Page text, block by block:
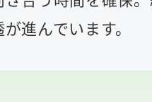
進んでいます。